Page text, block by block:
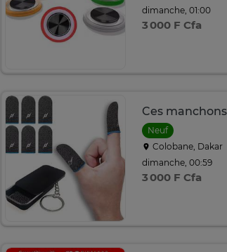
dimanche, 01:00
3 000 F Cfa
Ces
Neuf
Colobane, Dakar
dimanche, 00:59
3 000 F Cfa